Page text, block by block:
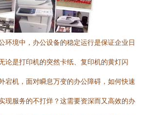
环境中，办公设备的稳定运行是保证企业日
论是打印机的突然卡纸、复印机的黄灯闪
宕机，面对瞬息万变的办公障碍，如何快速
现服务的不打烊？这需要资深而又高效的办